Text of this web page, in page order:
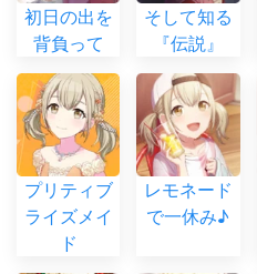
初日の出を
背負って
そして知る
『伝説』
プリティブ
ライズメイ
ド
レモネード
で一休み♪